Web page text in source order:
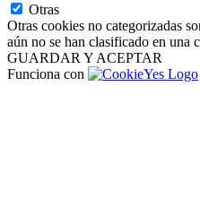
Otras
Otras cookies no categorizadas
aún no se han clasificado en una
GUARDAR Y ACEPTAR
Funciona con